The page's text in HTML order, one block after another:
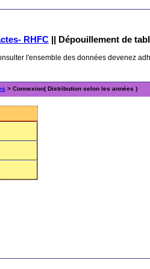
RHFC || Dépouillement de
l'ensemble des données devenez
> Connexion( Distribution selon les années )